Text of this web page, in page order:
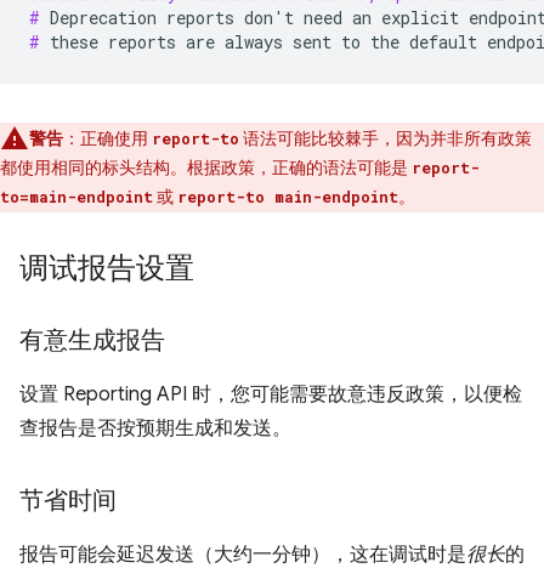
# Deprecation reports don ' t need an explicit
# these reports are always sent to the default
警告 ：正确使用 report-to 语法可能比较棘手，因为并非所有政策
都使用相同的标头结构。根据政策，正确的语法可能是 report-
to=main-endpoint 或 report-to main-endpoint。
调试报告设置
有意生成报告
设置 Reporting API 时，您可能需要故意违反政策，以便检
查报告是否按预期生成和发送。
节省时间
报告可能会延迟发送（大约一分钟），这在调试时是很长的